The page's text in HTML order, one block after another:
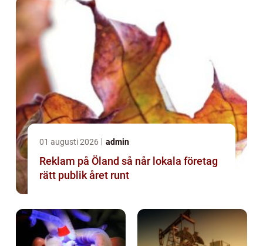
01 augusti 2026 admin
Reklam på Öland så når lokala företag
rätt publik året runt